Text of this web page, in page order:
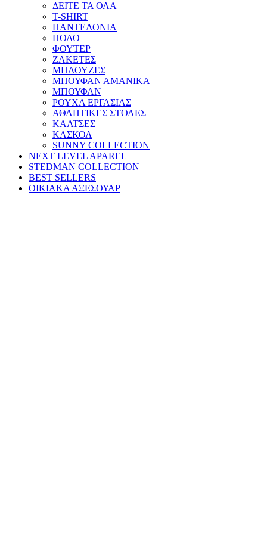
ΔΕΙΤΕ ΤΑ ΟΛΑ
T-SHIRT
ΠΑΝΤΕΛΟΝΙΑ
ΠΟΛΟ
ΦΟΥΤΕΡ
ΖΑΚΕΤΕΣ
ΜΠΛΟΥΖΕΣ
ΜΠΟΥΦΑΝ ΑΜΑΝΙΚΑ
ΜΠΟΥΦΑΝ
ΡΟΥΧΑ ΕΡΓΑΣΙΑΣ
ΑΘΛΗΤΙΚΕΣ ΣΤΟΛΕΣ
ΚΑΛΤΣΕΣ
ΚΑΣΚΟΛ
SUNNY COLLECTION
NEXT LEVEL APAREL
STEDMAN COLLECTION
BEST SELLERS
ΟΙΚΙΑΚΑ ΑΞΕΣΟΥΑΡ